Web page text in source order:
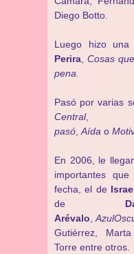
Diego Botto.
Luego hizo
Perira Cosas
pena.
Pasó por varias
Central,
pasó Aída o
En 2006, le
importantes
fecha, el de
de
Arévalo ,
Gutiérrez,
Torre entre otros.